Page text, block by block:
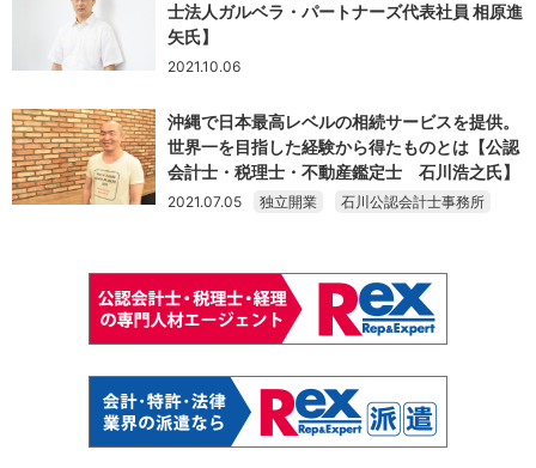
士法人ガルベラ・パートナーズ代表社員 相原進
矢氏】
2021.10.06
沖縄で日本最高レベルの相続サービスを提供。
世界一を目指した経験から得たものとは【公認
会計士・税理士・不動産鑑定士 石川浩之氏】
2021.07.05 独立開業 石川公認会計士事務所